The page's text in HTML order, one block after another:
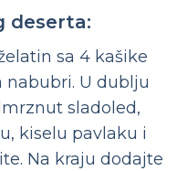
deserta:
sa 4 kašike
nabubri. U dublju
sladoled,
kiselu pavlaku i
Na kraju dodajte